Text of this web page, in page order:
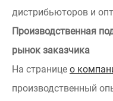
дистрибьюторов и
Производственная
рынок заказчика
На странице о
производственный